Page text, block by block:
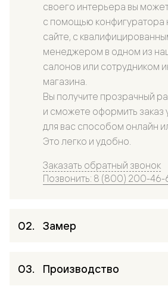
своего интерьера вы
с помощью конфигуратора
сайте, с
менеджером в одном из
салонов или сотрудником
магазина.
Вы получите прозрачный
и сможете оформить заказ
для вас способом онлайн
Это легко и удобно.
Заказать обратный звонок
Позвонить: 8 (800) 200-46-
Замер
Производство